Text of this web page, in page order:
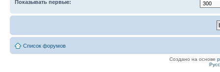
Показывать первые:
Список форумов
Создано на основе